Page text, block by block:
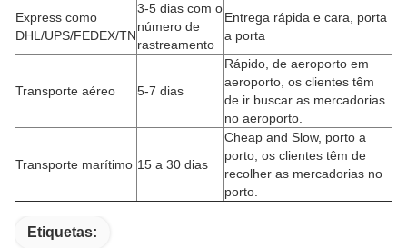
Express como
DHL/UPS/FEDEX/TN
3-5 dias com o
número de
rastreamento
Entrega rápida e cara, porta
a porta
Transporte aéreo 5-7 dias
Rápido, de aeroporto em
aeroporto, os clientes têm
de ir buscar as mercadorias
no aeroporto.
Transporte marítimo 15 a 30 dias
Cheap and Slow, porto a
porto, os clientes têm de
recolher as mercadorias no
porto.
Etiquetas: